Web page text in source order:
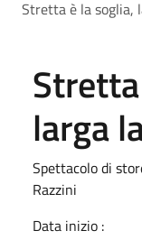
Stretta è la soglia,
larga
Spettacolo di
Razzini
Data inizio :